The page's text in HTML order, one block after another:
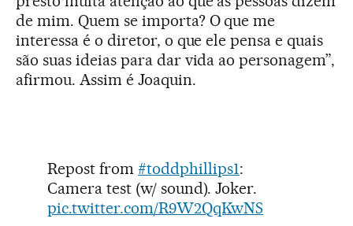
de mim. Quem se importa? O que me
interessa é o diretor, o que ele pensa e quais
são suas ideias para dar vida ao personagem”,
afirmou. Assim é Joaquin.
Repost from #toddphillips1:
Camera test (w/ sound). Joker.
pic.twitter.com/R9W2QqKwNS